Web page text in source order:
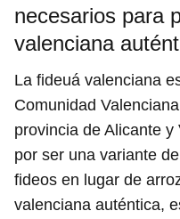
necesarios para
valenciana
La fideuá valenciana
Comunidad
provincia de Alicante
por ser una variante
fideos en lugar de
valenciana auténtica,